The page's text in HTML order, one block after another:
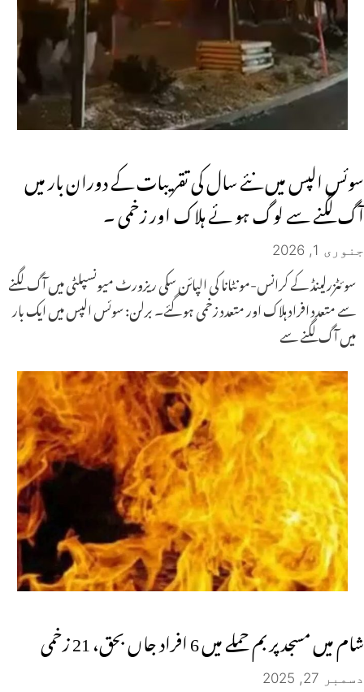
سوئس الپس میں نئے سال کی تقریبات کے دوران بار میں
آگ لگنے سے لوگ ہو ئے ہلاک اور زخمی ۔
جنوری 1, 2026
سوئٹزرلینڈ کے کرانس-مونٹانا کی الپائن سکی ریزورٹ میونسپلٹی میں آگ لگنے
سے متعدد افراد ہلاک اور متعدد زخمی ہو گئے۔ برلن: سوئس الپس میں ایک بار
میں آگ لگنے سے
شام میں مسجد پر بم حملے میں 6 افراد جاں بحق، 21 زخمی
دسمبر 27, 2025